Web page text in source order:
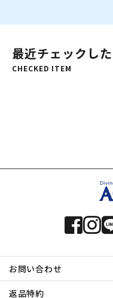
最近チェックし
CHECKED ITEM
お問い合わせ
返品特約